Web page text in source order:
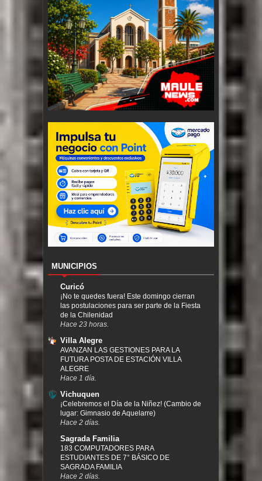
MUNICIPIOS
Curicó
¡No te quedes fuera! Este domingo cierran
las postulaciones para ser parte de la Fiesta
de la Chilenidad
Hace 23 horas.
Villa Alegre
AVANZAN LAS GESTIONES PARA LA
FUTURA POSTA DE ESTACIÓN VILLA
ALEGRE
Hace 1 día.
Vichuquen
¡Celebremos el Día de la Niñez! (Cambio de
lugar: Gimnasio de Aquelarre)
Hace 2 días.
Sagrada Familia
183 COMPUTADORES PARA
ESTUDIANTES DE 7° BÁSICO DE
SAGRADA FAMILIA
Hace 2 días.